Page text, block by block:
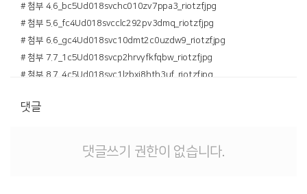
# 첨부 4.6_bc5Ud018svchc010zv7ppa3_riotzf.jpg
# 첨부 5.6_fc4Ud018svcclc292pv3dmq_riotzf.jpg
# 첨부 6.6_gc4Ud018svc10dmt2c0uzdw9_riotzf.jpg
# 첨부 7.7_1c5Ud018svcp2hrvyfkfqbw_riotzf.jpg
# 첨부 8.7_4c5Ud018svc1lzbxi8hth3uf_riotzf.jpg
# 첨부 10.8_ac4Ud018svc61s4nliorjik_riotzf.jpg
댓글
댓글쓰기 권한이 없습니다.